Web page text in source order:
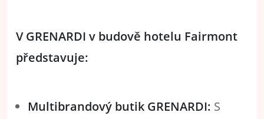
V GRENARDI v budově hotelu Fairmont
představuje:
Multibrandový butik GRENARDI: S